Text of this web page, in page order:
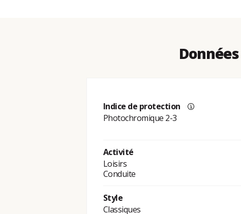
Indice de protection
Photochromique 2-3
Activité
Loisirs
Conduite
Style
Classiques